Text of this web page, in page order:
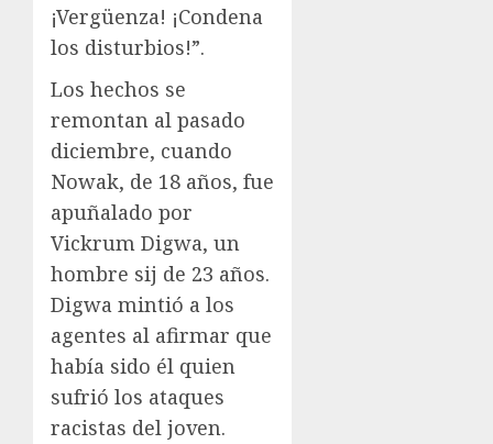
¡Vergüenza! ¡Condena
los disturbios!”.
Los hechos se
remontan al pasado
diciembre, cuando
Nowak, de 18 años, fue
apuñalado por
Vickrum Digwa, un
hombre sij de 23 años.
Digwa mintió a los
agentes al afirmar que
había sido él quien
sufrió los ataques
racistas del joven.